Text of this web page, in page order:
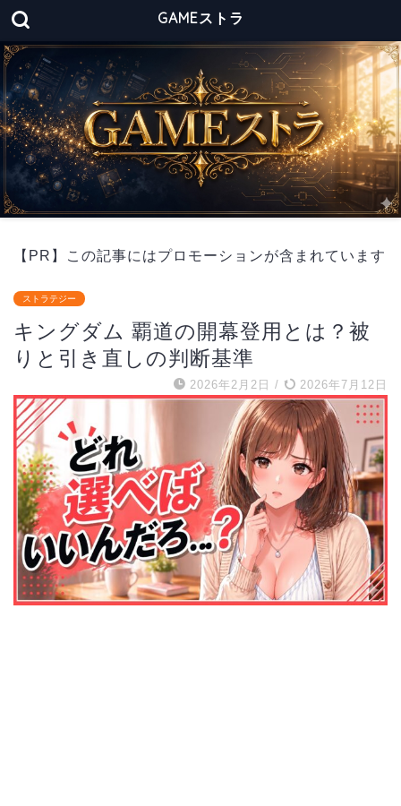
GAMEストラ
【PR】この記事にはプロモーションが含まれています
ストラテジー
キングダム 覇道の開幕登用とは？被
りと引き直しの判断基準
2026年2月2日 / 2026年7月12日